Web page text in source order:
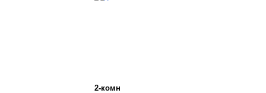
2-комн